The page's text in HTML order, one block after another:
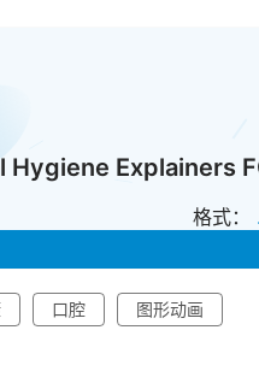
Hygiene Explainers
格式：
口腔 图形动画